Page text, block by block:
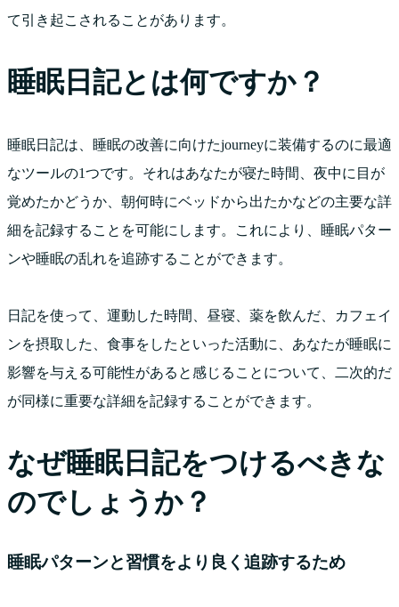
て引き起こされることがあります。
睡眠日記とは何ですか？
睡眠日記は、睡眠の改善に向けたjourneyに装備するのに最適
なツールの1つです。それはあなたが寝た時間、夜中に目が
覚めたかどうか、朝何時にベッドから出たかなどの主要な詳
細を記録することを可能にします。これにより、睡眠パター
ンや睡眠の乱れを追跡することができます。
日記を使って、運動した時間、昼寝、薬を飲んだ、カフェイ
ンを摂取した、食事をしたといった活動に、あなたが睡眠に
影響を与える可能性があると感じることについて、二次的だ
が同様に重要な詳細を記録することができます。
なぜ睡眠日記をつけるべきな
のでしょうか？
睡眠パターンと習慣をより良く追跡するため